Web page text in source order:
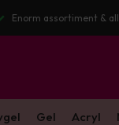
bekende merken
Gel Acryl